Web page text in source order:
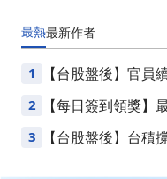
最熱最新作者
1 【台股盤後】官員
2
【每日簽到領獎】
Points
3 【台股盤後】台積